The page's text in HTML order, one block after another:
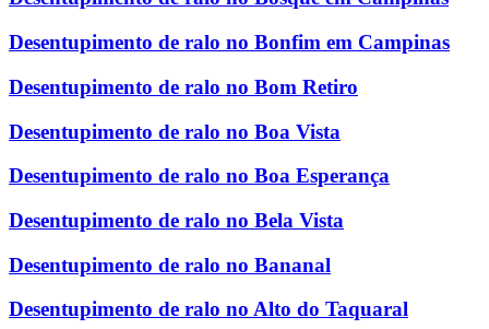
Desentupimento de ralo no Bonfim em Campinas
Desentupimento de ralo no Bom Retiro
Desentupimento de ralo no Boa Vista
Desentupimento de ralo no Boa Esperança
Desentupimento de ralo no Bela Vista
Desentupimento de ralo no Bananal
Desentupimento de ralo no Alto do Taquaral